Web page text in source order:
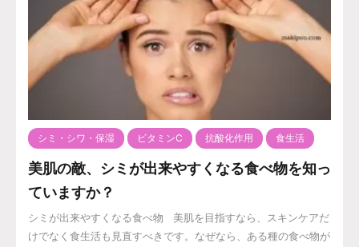
シミ・シワ・保湿 ビタミンC 抗酸化作用 食生活
美肌の敵、シミが出来やすくなる食べ物を知っ
ていますか？
シミが出来やすくなる食べ物 美肌を目指すなら、スキンケアだ
けでなく食生活も見直すべきです。なぜなら、ある種の食べ物が